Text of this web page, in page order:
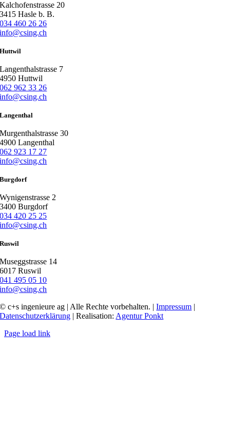
Kalchofenstrasse 20
3415 Hasle b. B.
034 460 26 26
info@csing.ch
Huttwil
Langenthalstrasse 7
4950 Huttwil
062 962 33 26
info@csing.ch
Langenthal
Murgenthalstrasse 30
4900 Langenthal
062 923 17 27
info@csing.ch
Burgdorf
Wynigenstrasse 2
3400 Burgdorf
034 420 25 25
info@csing.ch
Ruswil
Museggstrasse 14
6017 Ruswil
041 495 05 10
info@csing.ch
© c+s ingenieure ag | Alle Rechte vorbehalten. |Impressum |
Datenschutzerklärung | Realisation: Agentur Ponkt
Page load link